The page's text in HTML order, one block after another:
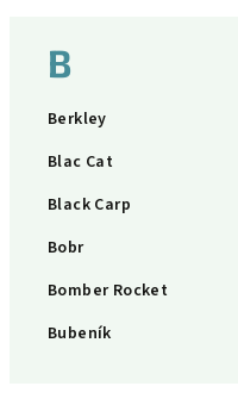
B
Berkley
Blac Cat
Black Carp
Bobr
Bomber Rocket
Bubeník